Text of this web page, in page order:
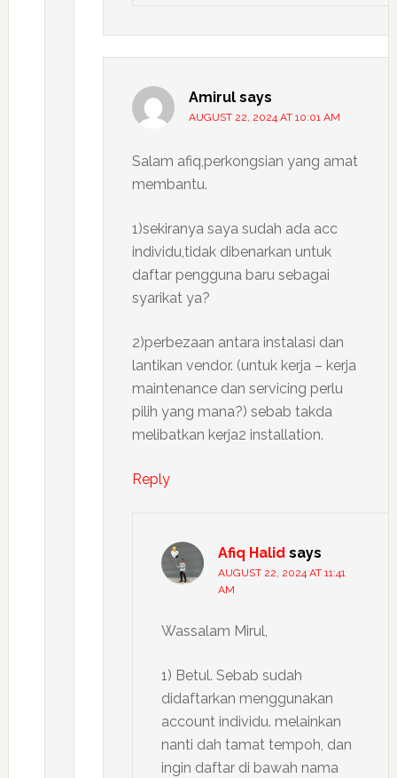
Amirul says
AUGUST 22, 2024 AT 10:01 AM
Salam afiq,perkongsian yang amat
membantu.
1)sekiranya saya sudah ada acc
individu,tidak dibenarkan untuk
daftar pengguna baru sebagai
syarikat ya?
2)perbezaan antara instalasi dan
lantikan vendor. (untuk kerja – kerja
maintenance dan servicing perlu
pilih yang mana?) sebab takda
melibatkan kerja2 installation.
Reply
Afiq Halid says
AUGUST 22, 2024 AT 11:41
AM
Wassalam Mirul,
1) Betul. Sebab sudah
didaftarkan menggunakan
account individu. melainkan
nanti dah tamat tempoh, dan
ingin daftar di bawah nama